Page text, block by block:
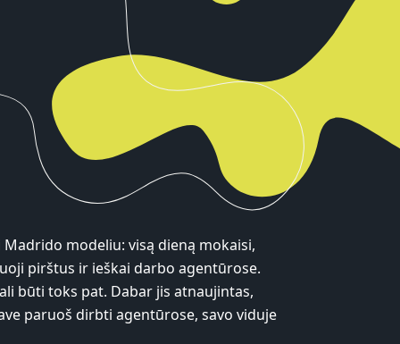
Madrido modeliu: visą dieną mokaisi,
pirštus ir ieškai darbo agentūrose.
būti toks pat. Dabar jis atnaujintas,
paruoš dirbti agentūrose, savo viduje